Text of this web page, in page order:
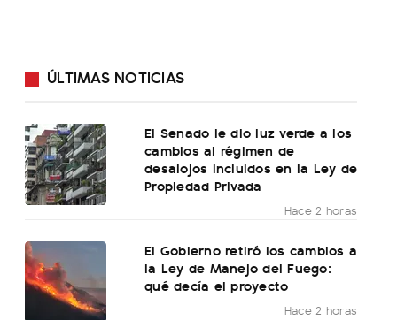
ÚLTIMAS NOTICIAS
El Senado le dio luz verde a los
cambios al régimen de
desalojos incluidos en la Ley de
Propiedad Privada
Hace 2 horas
El Gobierno retiró los cambios a
la Ley de Manejo del Fuego:
qué decía el proyecto
Hace 2 horas